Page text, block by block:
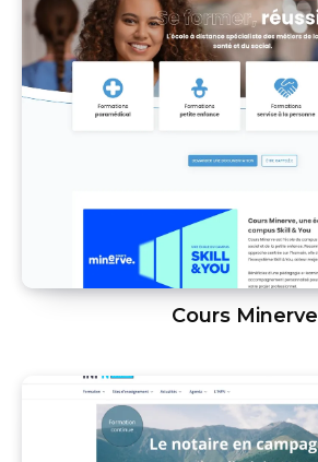
Cours Minerve